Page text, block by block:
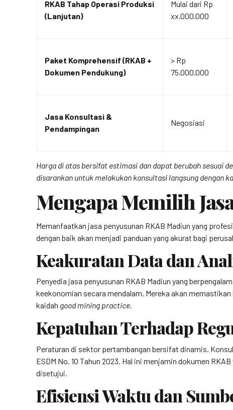
RKAB Tahap Operasi Produksi
(Lanjutan)
Mulai dari Rp
xx.000.000
Paket Komprehensif (RKAB +
Dokumen Pendukung)
> Rp
75.000.000
Jasa Konsultasi &
Pendampingan
Negosiasi
Harga di atas bersifat estimasi dan dapat berubah sesuai
disarankan untuk melakukan konsultasi langsung dengan
Mengapa Memilih
Memanfaatkan jasa penyusunan RKAB Madiun yang
dengan baik akan menjadi panduan yang akurat bagi
Keakuratan Data dan
Penyedia jasa penyusunan RKAB Madiun yang
keekonomian secara mendalam. Mereka akan
kaidah good mining practice.
Kepatuhan Terhadap
Peraturan di sektor pertambangan bersifat dinamis.
ESDM No. 10 Tahun 2023. Hal ini menjamin dokumen
disetujui.
Efisiensi Waktu dan